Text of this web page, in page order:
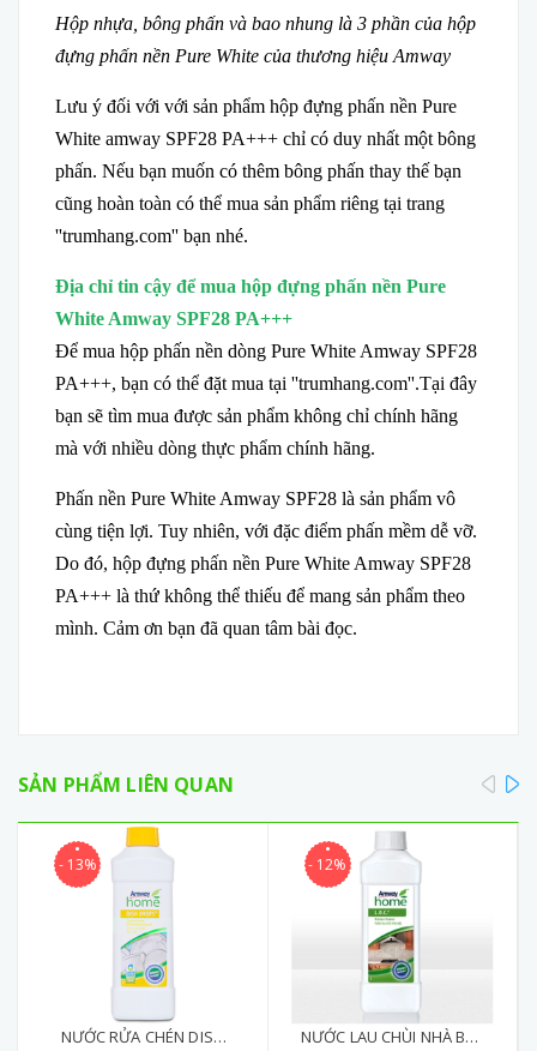
Hộp nhựa, bông phấn và bao nhung là 3 phần của hộp
đựng phấn nền Pure White của thương hiệu Amway
Lưu ý đối với với sản phẩm hộp đựng phấn nền Pure
White amway SPF28 PA+++ chỉ có duy nhất một bông
phấn. Nếu bạn muốn có thêm bông phấn thay thế bạn
cũng hoàn toàn có thể mua sản phẩm riêng tại trang
''trumhang.com'' bạn nhé.
Địa chỉ tin cậy để mua hộp đựng phấn nền Pure
White Amway SPF28 PA+++
Để mua hộp phấn nền dòng Pure White Amway SPF28
PA+++, bạn có thể đặt mua tại ''trumhang.com''.Tại đây
bạn sẽ tìm mua được sản phẩm không chỉ chính hãng
mà với nhiều dòng thực phẩm chính hãng.
Phấn nền Pure White Amway SPF28 là sản phẩm vô
cùng tiện lợi. Tuy nhiên, với đặc điểm phấn mềm dễ vỡ.
Do đó, hộp đựng phấn nền Pure White Amway SPF28
PA+++ là thứ không thể thiếu để mang sản phẩm theo
mình. Cảm ơn bạn đã quan tâm bài đọc.
SẢN PHẨM LIÊN QUAN
- 13%
NƯỚC RỬA CHÉN DISH
- 12%
NƯỚC LAU CHÙI NHÀ BẾP